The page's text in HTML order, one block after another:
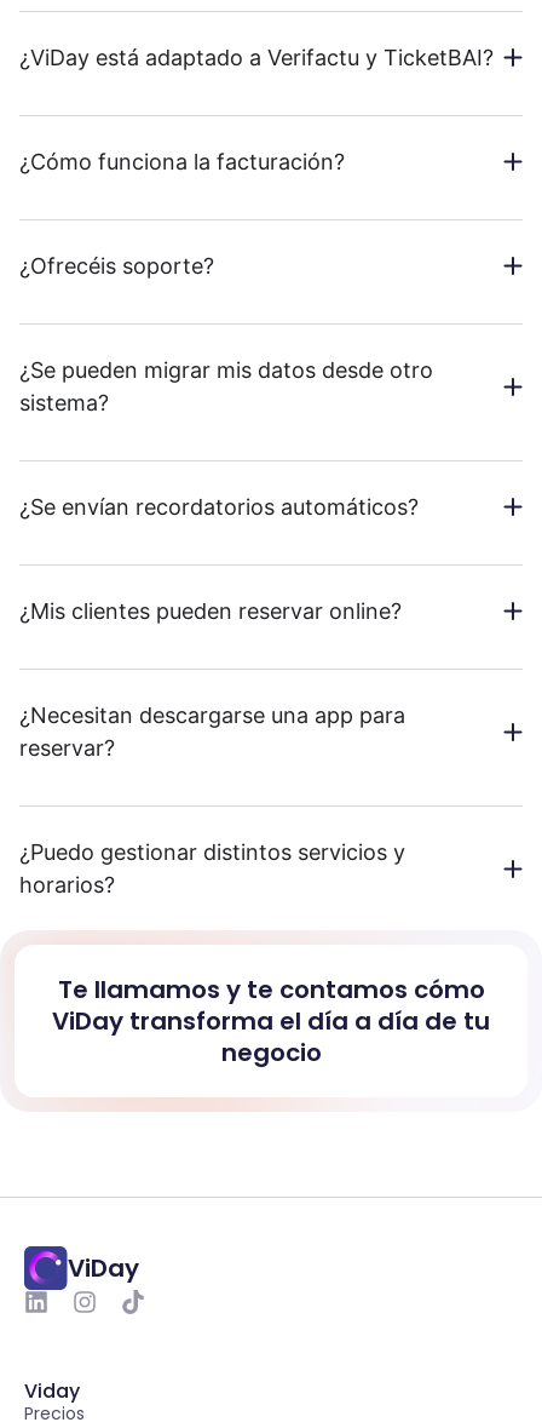
¿ViDay está adaptado a Verifactu y TicketBAI?
¿Cómo funciona la facturación?
¿Ofrecéis soporte?
¿Se pueden migrar mis datos desde otro
sistema?
¿Se envían recordatorios automáticos?
¿Mis clientes pueden reservar online?
¿Necesitan descargarse una app para
reservar?
¿Puedo gestionar distintos servicios y
horarios?
Te llamamos y te contamos cómo
ViDay transforma el día a día de tu
negocio
ViDay
Viday
Precios